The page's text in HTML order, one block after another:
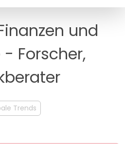
und
Forscher,
Trends